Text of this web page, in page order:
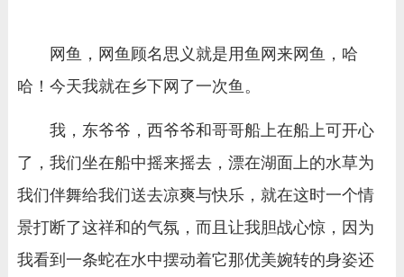
网鱼，网鱼顾名思义就是用鱼网来网鱼，哈
哈！今天我就在乡下网了一次鱼。
我，东爷爷，西爷爷和哥哥船上在船上可开心
了，我们坐在船中摇来摇去，漂在湖面上的水草为
我们伴舞给我们送去凉爽与快乐，就在这时一个情
景打断了这祥和的气氛，而且让我胆战心惊，因为
我看到一条蛇在水中摆动着它那优美婉转的身姿还